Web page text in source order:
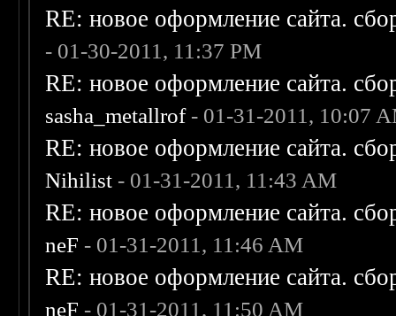
RE: новое оформление сайта.
- 01-30-2011, 11:37 PM
RE: новое оформление сайта.
sasha_metallrof- 01-31-2011, 10:07
RE: новое оформление сайта.
Nihilist - 01-31-2011, 11:43 AM
RE: новое оформление сайта.
neF - 01-31-2011, 11:46 AM
RE: новое оформление сайта.
neF - 01-31-2011, 11:50 AM